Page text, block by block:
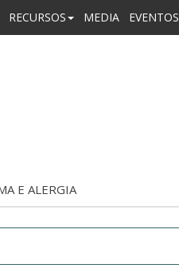
RECURSOS MEDIA EVENTOS
E ALERGIA